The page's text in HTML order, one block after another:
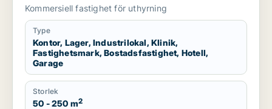
hotell eller garage till salu i Stockholms
Kommersiell fastighet för uthyrning
Type
Kontor, Lager, Industrilokal, Klinik,
Fastighetsmark, Bostadsfastighet, Hotell,
Garage
Storlek
50 - 250 m2